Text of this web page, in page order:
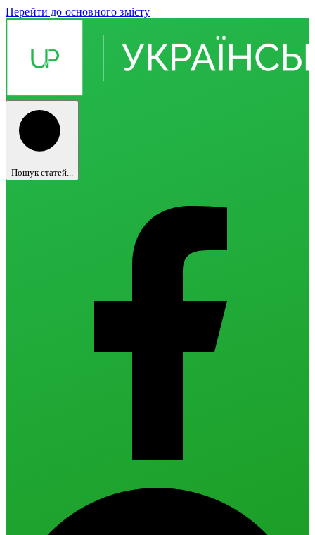
Перейти до основного змісту
Пошук статей...